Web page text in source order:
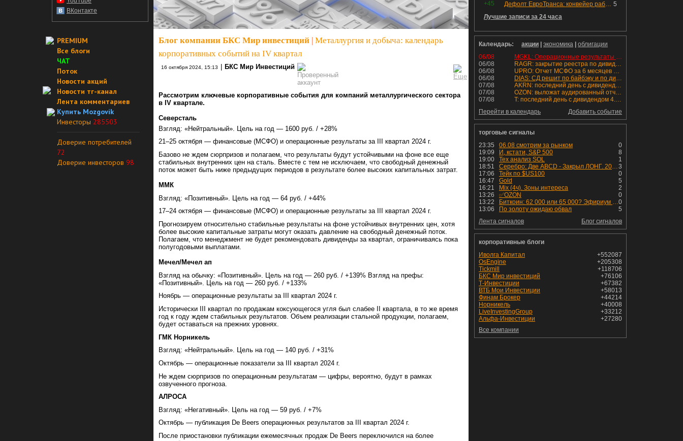
ВКонтакте
PREMIUM
Все блоги
ЧАТ
Поток
Новости акций
Новости тг-канал
Лента комментариев
Купить Mozgovik
Инвесторы 285503
Доверие потребителей
72
Доверие инвесторов 98
Блог компании БКС Мир инвестиций Металлургия и добыча: календарь
корпоративных событий на IV квартал
16 октября 2024, 15:13 БКС Мир Инвестиций
Рассмотрим ключевые корпоративные события для компаний металлургического сектора
в IV квартале.
Северсталь
Взгляд: «Нейтральный». Цель на год — 1600 руб. / +28%
21–25 октября — финансовые (МСФО) и операционные результаты за III квартал 2024 г.
Базово не ждем сюрпризов и полагаем, что результаты будут устойчивыми на фоне все еще
стабильных внутренних цен на сталь. Вместе с тем не исключаем, что свободный денежный
поток может быть ниже предыдущих периодов в результате более высоких капитальных затрат.
ММК
Взгляд: «Позитивный». Цель на год — 64 руб. / +44%
17–24 октября — финансовые (МСФО) и операционные результаты за III квартал 2024 г.
Прогнозируем относительно стабильные результаты на фоне устойчивых внутренних цен, хотя
более высокие капитальные затраты могут оказать давление на свободный денежный поток.
Полагаем, что менеджмент не будет рекомендовать дивиденды за квартал, ограничиваясь пока
полугодовыми выплатами.
Мечел/Мечел ап
Взгляд на обычку: «Позитивный». Цель на год — 260 руб. / +139% Взгляд на префы:
«Позитивный». Цель на год — 260 руб. / +133%
Ноябрь — операционные результаты за III квартал 2024 г.
Исторически III квартал по продажам коксующегося угля был слабее II квартала, в то же время
год к году ждем стабильных результатов. Объем реализации стальной продукции, полагаем,
будет оставаться на прежних уровнях.
ГМК Норникель
Взгляд: «Нейтральный». Цель на год — 140 руб. / +31%
Октябрь — операционные показатели за III квартал 2024 г.
Не ждем сюрпризов по операционным результатам — цифры, вероятно, будут в рамках
озвученного прогноза.
АЛРОСА
Взгляд: «Негативный». Цель на год — 59 руб. / +7%
Октябрь — публикация De Beers операционных результатов за III квартал 2024 г.
После приостановки публикации ежемесячных продаж De Beers переключился на более
+45
5
Дефолт ЕвроТранса: конвейер работает исправно
Лучшие записи за 24 часа
Календарь: акции экономика
облигации
06/08
MGKL: Операционные результаты за 7 мес. 2026 г.
06/08
RAGR: закрытие реестра по дивидендам 16.48 руб
06/08
UPRO: Отчет МСФО за 6 месяцев 2026 года
06/08
DIAS: СД решит по байбэку и по дивидендам
07/08
AKRN: последний день с дивидендом 235 руб
07/08
OZON: выложат аудированный отчет МСФО 1П2026
07/08
T: последний день с дивидендом 4.6 руб
Добавить событие
Перейти в календарь
торговые сигналы
23:35
0
06.08 смотрим за рынком
19:09
8
И, кстати, S&P 500
19:00
1
Тех анализ SOL
18:51
3
Серебро: Две ABCD - Закрыл ЛОНГ. 200 JMA все ниже - уже 40+ дней достаточно вялая динамика. Любая позиция сейчас выглядит опасно.
17:06
0
Тейк по $US100
16:47
5
Gold
16:21
2
Mix (4ч). Зоны интереса
13:26
0
✅OZON
13:22
0
Биткоин: 62 000 или 65 000? Эфириум - к 1 950
13:06
5
По золоту ожидаю обвал
Блог сигналов
Лента сигналов
корпоративные блоги
+552087
Иволга Капитал
+205308
OsEngine
+118706
Tickmill
+76106
БКС Мир инвестиций
+67382
Т-Инвестиции
+58013
ВТБ Мои Инвестиции
+44214
Финам Брокер
+40008
Норникель
+33212
LiveInvestingGroup
+27280
Альфа-Инвестиции
Все компании